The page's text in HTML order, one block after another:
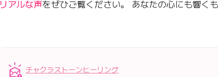
リアルな声をぜひご覧ください。 あなたの心にも響く
チャクラストーンヒーリング